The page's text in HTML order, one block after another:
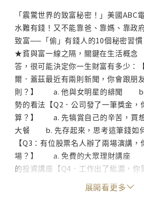
「震驚世界的致富秘密！」美國ABC
水難有錢！又不能靠爸、靠媽、靠政
致富──「偷」有錢人的10個秘密習慣
★貧與富一線之隔，關鍵在生活概念
答，很可能決定你一生財富有多少：
爾．蓋茲最近有兩則新聞，你會跟朋
則？】 a. 他與女明星的緋聞 b.
勢的看法【Q2．公司發了一筆獎金，
算？】 a. 先犒賞自己的辛苦，買
大餐 b. 先存起來，思考這筆錢如
【Q3：有位股票名人辦了兩場演講，
場？】 a. 免費的大眾理財講座
的投資講座【Q4．工作出了紕漏，你
個？】 a. 為什麼我會這麼倒楣
善，不再發生同樣的事？【Q5：下列
展開看更多